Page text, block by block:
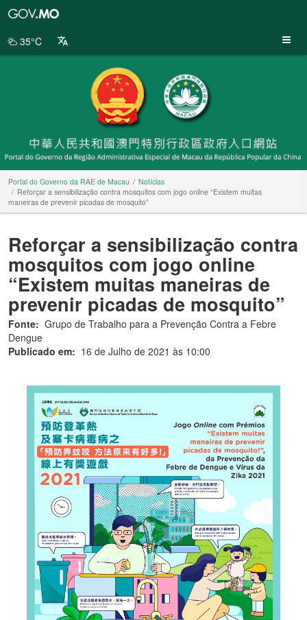
da
35°C
Portal do Governo da RAE de Macau
Notícias
Reforçar a sensibilização contra mosquitos com jogo online “Existem muitas
maneiras de prevenir picadas de mosquito”
Reforçar a sensibilização contra
mosquitos com jogo online
“Existem muitas maneiras de
prevenir picadas de mosquito”
Fonte: Grupo de Trabalho para a Prevenção Contra a Febre
Dengue
Publicado em: 16 de Julho de 2021 às 10:00